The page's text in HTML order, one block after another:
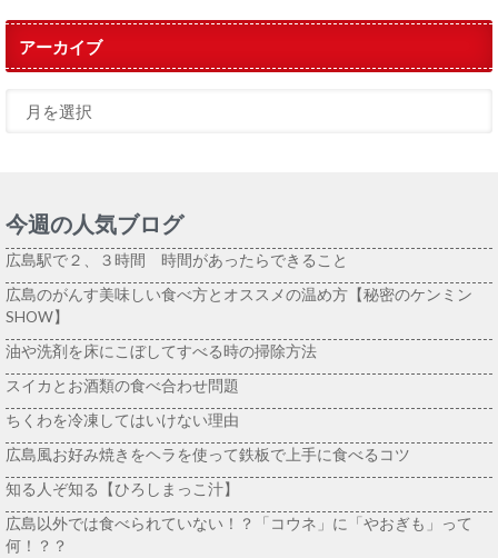
アーカイブ
今週の人気ブログ
広島駅で２、３時間 時間があったらできること
広島のがんす美味しい食べ方とオススメの温め方【秘密のケンミン
SHOW】
油や洗剤を床にこぼしてすべる時の掃除方法
スイカとお酒類の食べ合わせ問題
ちくわを冷凍してはいけない理由
広島風お好み焼きをヘラを使って鉄板で上手に食べるコツ
知る人ぞ知る【ひろしまっこ汁】
広島以外では食べられていない！？「コウネ」に「やおぎも」って
何！？？